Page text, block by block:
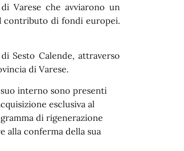
Varese che avviarono un
contributo di fondi europei.
Sesto Calende, attraverso
di Varese.
interno sono presenti
esclusiva al
di rigenerazione
alla conferma della sua